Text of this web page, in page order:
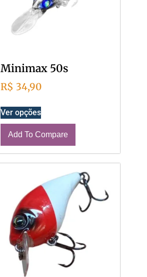
Minimax 50s
R$ 34,90
Ver opções
Add To Compare